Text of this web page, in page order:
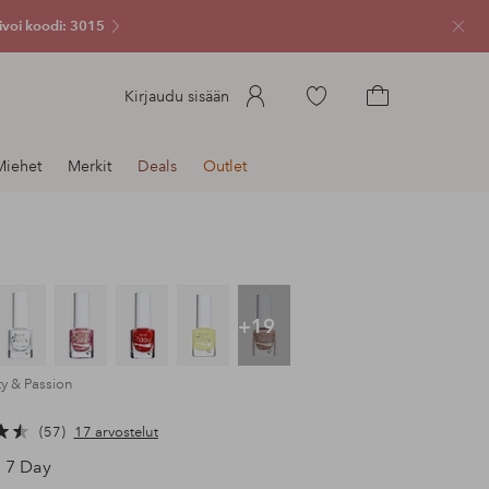
koodi: 3015 Sulje
Kirjaudu sisään
Siirry
Merkit Deals Outlet
+19
& Passion
57 17 arvostelut
7 Day